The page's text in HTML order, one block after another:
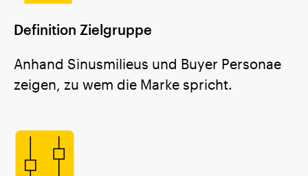
Definition Zielgruppe
Anhand Sinusmilieus und Buyer Personae
zeigen, zu wem die Marke spricht.